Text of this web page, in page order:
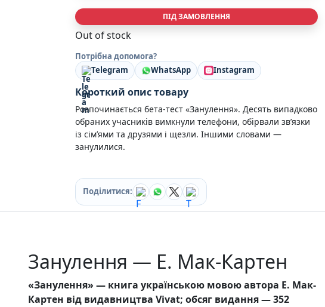
Біографічні твори
Духовна література
Ігри для дорослих
Зарубіжні письменники
Різдвяні / Зимові
Картонні книги для найменших
Віммельбухи
Казки Вірші Оповідання
Книги з наліпками
Прописи для дітей
Багаторазові прописи / Книги на липучках
Книги для першого читання
Енциклопедії
Навчальні книги
Розвивальні та пізнавальні книги
Книги про Україну
ПІД ЗАМОВЛЕННЯ
Out of stock
Потрібна допомога?
Telegram
WhatsApp Instagram
Короткий опис товару
Розпочинається бета-тест «Занулення». Десять випадково
обраних учасників вимкнули телефони, обірвали зв’язки
із сім’ями та друзями і щезли. Іншими словами —
занулилися.
Поділитися:
Занулення — Е. Мак-Картен
«Занулення» — книга українською мовою автора Е. Мак-
Картен від видавництва Vivat; обсяг видання — 352